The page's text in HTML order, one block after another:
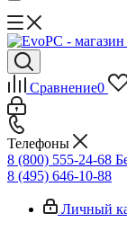
Сравнение0
Телефоны
8 (800) 555-24-68
8 (495) 646-10-88
Личный